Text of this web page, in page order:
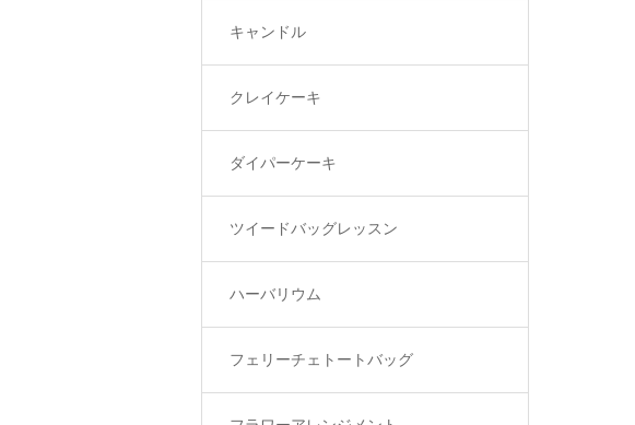
キャンドル
クレイケーキ
ダイパーケーキ
ツイードバッグレッスン
ハーバリウム
フェリーチェトートバッグ